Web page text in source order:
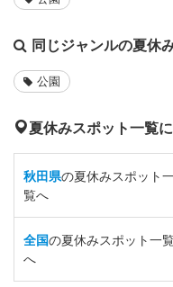
同じジャンルの夏休
公園
夏休みスポット一覧
秋田県の夏休みスポット
覧へ
全国の夏休みスポット一
へ